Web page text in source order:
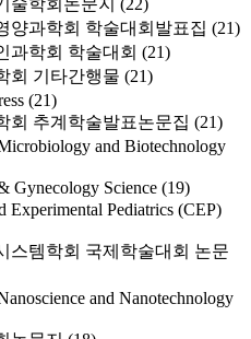
술학회논문지 (22)
양과학회 학술대회발표집 (21)
과학회 학술대회 (21)
회 기타간행물 (21)
(21)
회 추계학술발표논문집 (21)
and Biotechnology
Gynecology Science (19)
Experimental Pediatrics (CEP)
스템학회 국제학술대회 논문
and Nanotechnology